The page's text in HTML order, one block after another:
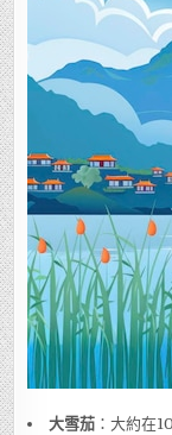
大雪茄 ：大約在